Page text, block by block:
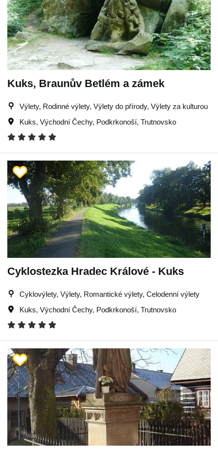
Kuks, Braunův Betlém a zámek
Výlety, Rodinné výlety, Výlety do přírody, Výlety za kulturou
Kuks, Východní Čechy, Podkrkonoší, Trutnovsko
Cyklostezka Hradec Králové - Kuks
Cyklovýlety, Výlety, Romantické výlety, Celodenní výlety
Kuks, Východní Čechy, Podkrkonoší, Trutnovsko